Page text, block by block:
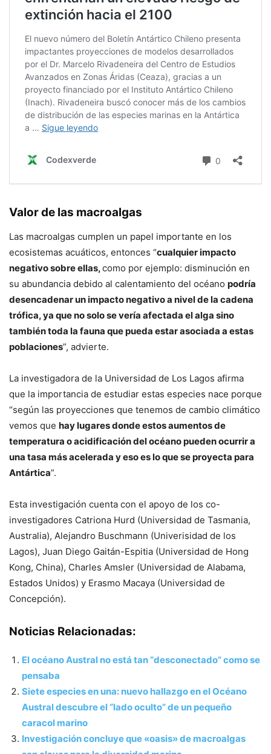
Valor de las macroalgas
Las macroalgas cumplen un papel importante en los
ecosistemas acuáticos, entonces “cualquier impacto
negativo sobre ellas,como por ejemplo: disminución en
su abundancia debido al calentamiento del océano podría
desencadenar un impacto negativo a nivel de la cadena
trófica, ya que no solo se vería afectada el alga sino
también toda la fauna que pueda estar asociada a estas
poblaciones”, advierte.
La investigadora de la Universidad de Los Lagos afirma
que la importancia de estudiar estas especies nace porque
“según las proyecciones que tenemos de cambio climático
vemos que hay lugares donde estos aumentos de
temperatura o acidificación del océano pueden ocurrir a
una tasa más acelerada y eso es lo que se proyecta para
Antártica”.
Esta investigación cuenta con el apoyo de los co-
investigadores Catriona Hurd (Universidad de Tasmania,
Australia), Alejandro Buschmann (Univerisidad de los
Lagos), Juan Diego Gaitán-Espitia (Universidad de Hong
Kong, China), Charles Amsler (Universidad de Alabama,
Estados Unidos) y Erasmo Macaya (Universidad de
Concepción).
Noticias Relacionadas:
El océano Austral no está tan “desconectado” como se
pensaba
Siete especies en una: nuevo hallazgo en el Océano
Austral descubre el “lado oculto” de un pequeño
caracol marino
Investigación concluye que «oasis» de macroalgas